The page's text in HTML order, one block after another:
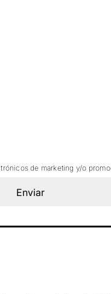
de marketing y/o
Enviar